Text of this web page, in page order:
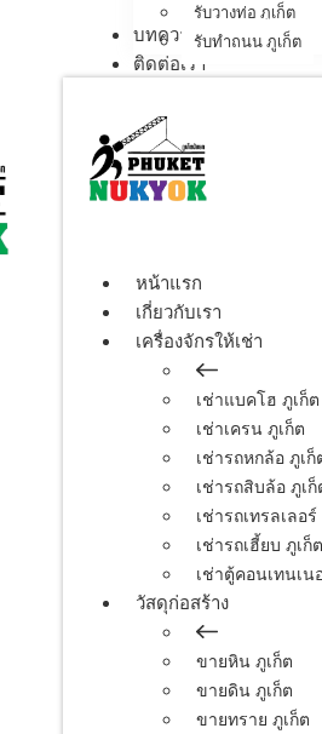
รับวางท่อ ภูเก็ต
รับทำถนน ภูเก็ต
บทความ
ติดต่อเรา
หน้าแรก
เกี่ยวกับเรา
เครื่องจักรให้เช่า
เช่าแบคโฮ ภูเก็ต
เช่าเครน ภูเก็ต
เช่ารถหกล้อ ภูเก็
เช่ารถสิบล้อ ภูเ
เช่ารถเทรลเลอ
เช่ารถเฮี้ยบ ภูเก็ต
เช่าตู้คอนเทนเน
วัสดุก่อสร้าง
ขายหิน ภูเก็ต
ขายดิน ภูเก็ต
ขายทราย ภูเก็ต